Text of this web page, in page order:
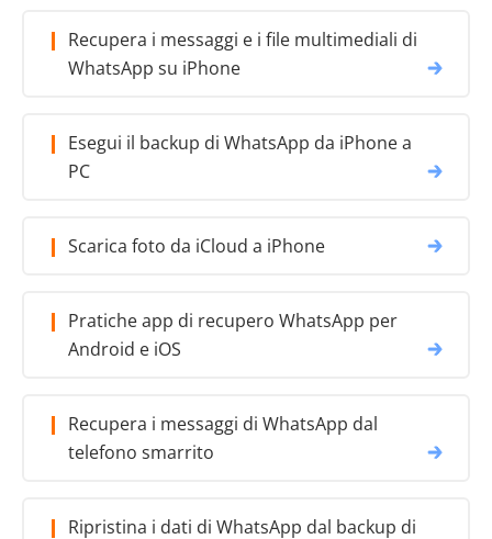
Recupera i messaggi e i file multimediali di
WhatsApp su iPhone
Esegui il backup di WhatsApp da iPhone a
PC
Scarica foto da iCloud a iPhone
Pratiche app di recupero WhatsApp per
Android e iOS
Recupera i messaggi di WhatsApp dal
telefono smarrito
Ripristina i dati di WhatsApp dal backup di